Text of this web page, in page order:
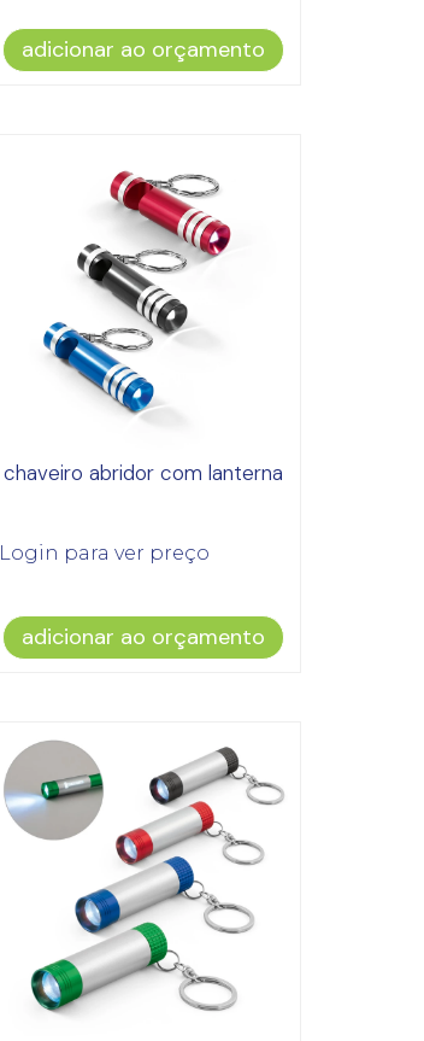
adicionar ao orçamento
chaveiro abridor com lanterna
Login para ver preço
adicionar ao orçamento